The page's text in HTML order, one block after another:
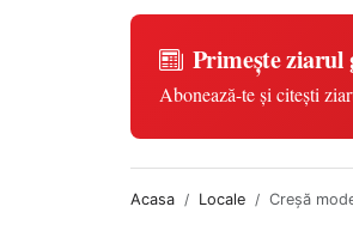
Primește
Abonează-te și citești
Acasa Locale Creșă